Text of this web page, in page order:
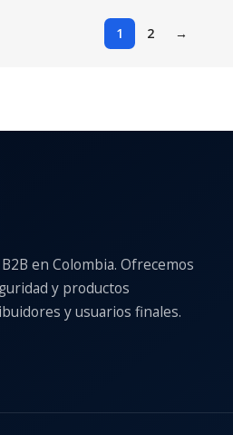
1 2 →
en Colombia. Ofrecemos
y productos
y usuarios finales.